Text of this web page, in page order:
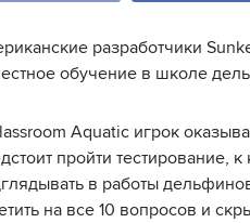
разработчики
обучение в школе
Aquatic игрок
пройти тестирование,
в работы
на все 10 вопросов и